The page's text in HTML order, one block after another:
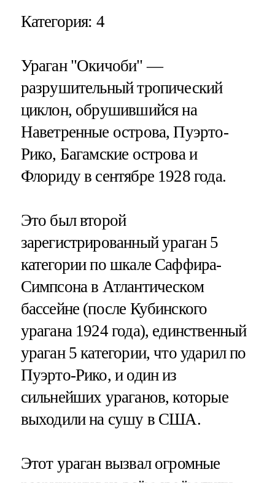
Категория: 4
Ураган "Окичоби" —
разрушительный тропический
циклон, обрушившийся на
Наветренные острова, Пуэрто-
Рико, Багамские острова и
Флориду в сентябре 1928 года.
Это был второй
зарегистрированный ураган 5
категории по шкале Саффира-
Симпсона в Атлантическом
бассейне (после Кубинского
урагана 1924 года), единственный
ураган 5 категории, что ударил по
Пуэрто-Рико, и один из
сильнейших ураганов, которые
выходили на сушу в США.
Этот ураган вызвал огромные